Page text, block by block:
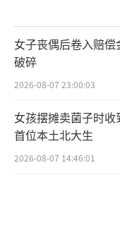
女子丧偶后卷入赔
破碎
2026-08-07 23:00:03
女孩摆摊卖菌子时
首位本土北大生
2026-08-07 14:46:01